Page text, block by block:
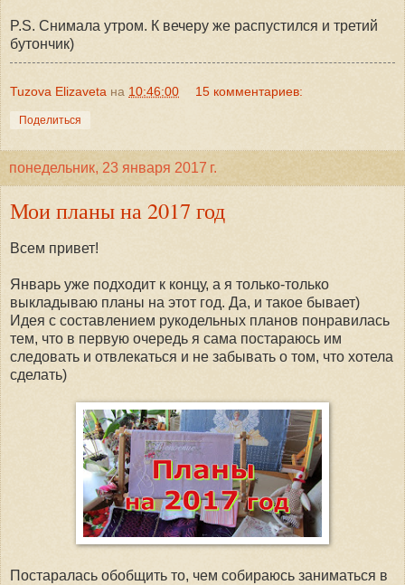
P.S. Снимала утром. К вечеру же распустился и третий
бутончик)
Tuzova Elizaveta на 10:46:00 15 комментариев:
Поделиться
понедельник, 23 января 2017 г.
Мои планы на 2017 год
Всем привет!
Январь уже подходит к концу, а я только-только
выкладываю планы на этот год. Да, и такое бывает)
Идея с составлением рукодельных планов понравилась
тем, что в первую очередь я сама постараюсь им
следовать и отвлекаться и не забывать о том, что хотела
сделать)
Постаралась обобщить то, чем собираюсь заниматься в